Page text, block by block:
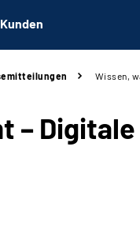
Kunden
Wissen,
–